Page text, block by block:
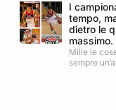
I
tempo,
dietro le
massimo.
Mille le
sempre